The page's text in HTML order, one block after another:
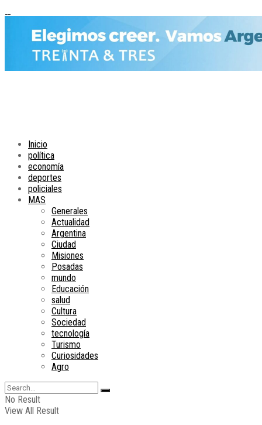
Inicio
política
economía
deportes
policiales
MAS
Generales
Actualidad
Argentina
Ciudad
Misiones
Posadas
mundo
Educación
salud
Cultura
Sociedad
tecnología
Turismo
Curiosidades
Agro
No Result
View All Result